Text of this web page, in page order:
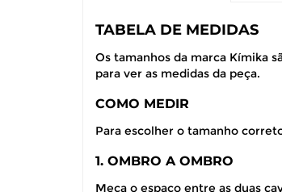
TABELA DE MEDIDAS
Os tamanhos da marca Kímika
para ver as medidas da peça.
COMO MEDIR
Para escolher o tamanho
1. OMBRO A OMBRO
Meça o espaço entre as duas